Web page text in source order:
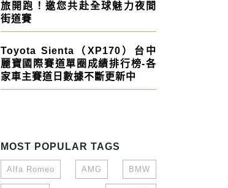
旅開跑！邀您共赴全球魅力夜間
街道賽
Toyota Sienta（XP170）台中
麗寶國際賽道單圈成績排行榜-各
家車主賽道日數據不斷更新中
MOST POPULAR TAGS
Alfa Romeo AMG BMW